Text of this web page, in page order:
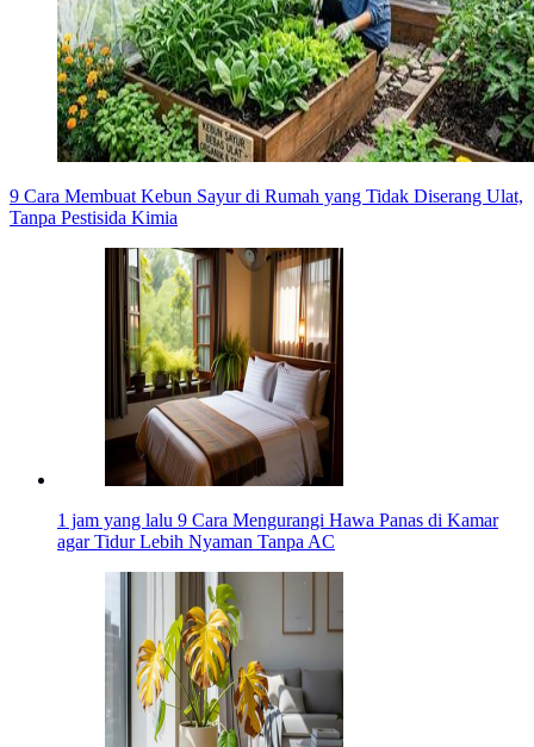
9 Cara Membuat Kebun Sayur di Rumah yang Tidak Diserang Ulat,
Tanpa Pestisida Kimia
1 jam yang lalu 9 Cara Mengurangi Hawa Panas di Kamar
agar Tidur Lebih Nyaman Tanpa AC